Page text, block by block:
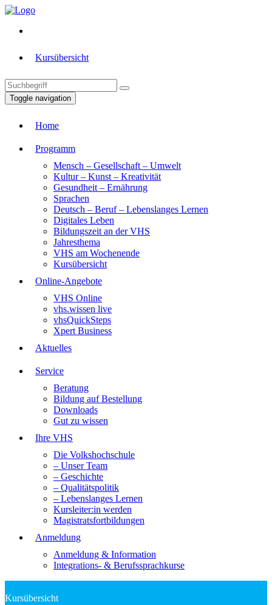
Kursübersicht
Toggle navigation
Home
Programm
Mensch – Gesellschaft – Umwelt
Kultur – Kunst – Kreativität
Gesundheit – Ernährung
Sprachen
Deutsch – Beruf – Lebenslanges Lernen
Digitales Leben
Bildungszeit an der VHS
Jahresthema
VHS am Wochenende
Kursübersicht
Online-Angebote
VHS Online
vhs.wissen live
vhsQuickSteps
Xpert Business
Aktuelles
Service
Beratung
Bildung auf Bestellung
Downloads
Gut zu wissen
Ihre VHS
Die Volkshochschule
– Unser Team
– Geschichte
– Qualitätspolitik
– Lebenslanges Lernen
Kursleiter:in werden
Magistratsfortbildungen
Anmeldung
Anmeldung & Information
Integrations- & Berufssprachkurse